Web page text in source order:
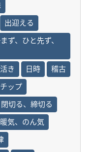
出迎える
ず、ひと先ず、
き 日時
稽古
チップ
切る、締切る
気、のん気